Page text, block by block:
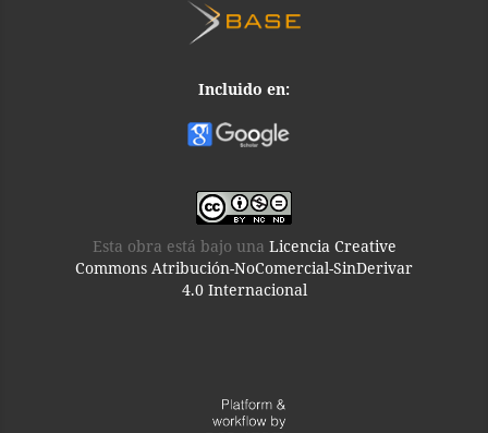
Incluido en:
Esta obra está bajo una Licencia Creative
Commons Atribución-NoComercial-SinDerivar
4.0 Internacional